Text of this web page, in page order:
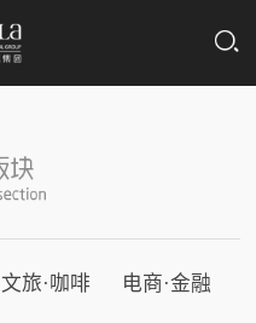
文旅·咖啡 电商·金融